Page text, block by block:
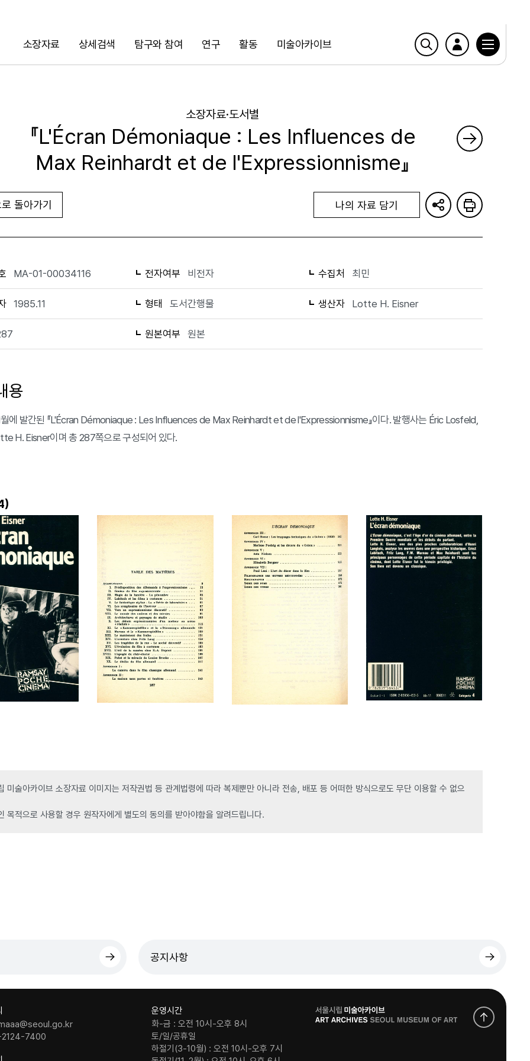
소장자료 상세검색 탐구와 참여 연구 활동 미술아카이브
검색
소장자료·도서별
『L'Écran Démoniaque : Les Influences de
Max Reinhardt et de l'Expressionnisme』
돌아가기 나의 자료 담기
MA-01-00034116 전자여부 비전자 수집처 최민
1985.11 형태 도서간행물 생산자 Lotte H. Eisner
원본여부 원본
용
에 발간된 『L'Écran Démoniaque : Les Influences de Max Reinhardt et de l'Expressionnisme』이다. 발행사는 Éric Losfeld,
H. Eisner이며 총 287쪽으로 구성되어 있다.
)
미술아카이브 소장자료 이미지는 저작권법 등 관계법령에 따라 복제뿐만 아니라 전송, 배포 등 어떠한 방식으로도 무단 이용할 수 없으
목적으로 사용할 경우 원작자에게 별도의 동의를 받아야함을 알려드립니다.
공지사항
7400
운영시간
화-금 : 오전 10시-오후 8시
토/일/공휴일
하절기(3-10월) : 오전 10시-오후 7시
로
고